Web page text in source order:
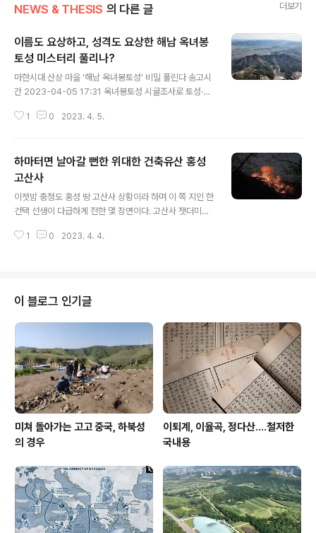
NEWS & THESIS 의 다른 글 더보기
이름도 요상하고, 성격도 요상한 해남 옥녀봉
토성 미스터리 풀리나?
마한시대 산상 마을 '해남 옥녀봉토성' 비밀 풀린다 송고시
간 2023-04-05 17:31 옥녀봉토성 시굴조사로 토성·주
0405141400054?section=culture/all&site=topn
역 고대사회의 실체를 규명하는데 중요유적으로 평가되는
옥녀봉 토성에서 마한시대부터 삼국시대에 이르는...www.
yna.co.kr 이 옥녀봉토성을 내가 주목하기는 아주 오래 전
이라, 20년도 더 지난 아승끼 전세 겁에 현장을 다녀왔으
니, 당시 현지로 나를 안내한 이가 동신대 이정호 교수였으
니, 그때 이 양반이 동신대에 정착..
1 0 2023. 4. 5.
하마터면 날아갈 뻔한 위대한 건축유산 홍성
고산사
이젯밤 충청도 홍성 땅 고산사 상황이라 하며 이 쪽 지인 한
건택 선생이 다급하게 전한 몇 장면이다. 고산사 잿더미로
낙산사가 그 사찰 내력과 품격으로 승부한 점과는 또 달라
가능성도 있다고 본다. 그 위대한 건축물이 날아갈 뻔했다.
보통 대광보전이라 하면 비로자나부처님을 모신 전각을 말
하나 현재는 석가모니불을 모셨다고 기억한다. 그 불상 대
좌는 아름답기 짝이 없는 화강암 연화대좌다. 또 불단도 대
단히 시대를 올라가는 유산 아닌가 하는 느낌을 두어 번 답
사를 통해 실감했다. 다행히 화마는 ..
1 0 2023. 4. 4.
이 블로그 인기글
미쳐 돌아가는 고고 중국, 하북성
의 경우
이퇴계, 이율곡, 정다산....철저한
국내용